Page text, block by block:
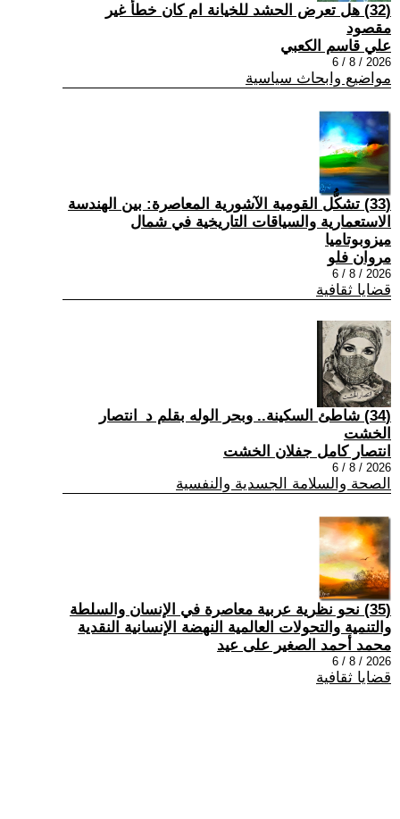
(32) هل تعرض الحشد للخيانة ام كان خطأ غير
مقصود
علي قاسم الكعبي
2026 / 8 / 6
مواضيع وابحاث سياسية
(33) تشكُّل القومية الآشورية المعاصرة: بين الهندسة
الاستعمارية والسياقات التاريخية في شمال
ميزوبوتاميا
مروان فلو
2026 / 8 / 6
قضايا ثقافية
(34) شاطئ السكينة.. وبحر الوله بقلم د_انتصار
الخشت
انتصار كامل جفلان الخشت
2026 / 8 / 6
الصحة والسلامة الجسدية والنفسية
(35) نحو نظرية عربية معاصرة في الإنسان والسلطة
والتنمية والتحولات العالمية النهضة الإنسانية النقدية
محمد أحمد الصغير على عيد
2026 / 8 / 6
قضايا ثقافية